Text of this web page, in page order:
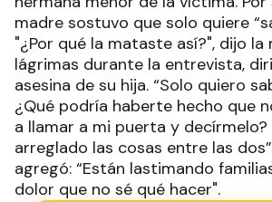
madre sostuvo que solo quiere
"¿Por qué la mataste así?", dijo
lágrimas durante la entrevista,
asesina de su hija. “Solo quiero
¿Qué podría haberte hecho que
a llamar a mi puerta y decírmelo?
arreglado las cosas entre las
agregó: “Están lastimando
dolor que no sé qué hacer".